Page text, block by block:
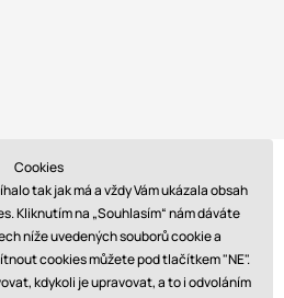
Cookies
tak jak má a vždy Vám ukázala obsah
Kliknutím na „Souhlasím“ nám dáváte
níže uvedených souborů cookie a
cookies můžete pod tlačítkem "NE".
kdykoli je upravovat, a to i odvoláním